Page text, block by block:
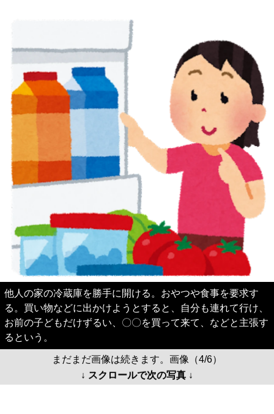
他人の家の冷蔵庫を勝手に開ける。おやつや食事を要求す
る。買い物などに出かけようとすると、自分も連れて行け、
お前の子どもだけずるい、〇〇を買って来て、などと主張す
るという。
まだまだ画像は続きます。画像（4/6）
↓ スクロールで次の写真 ↓